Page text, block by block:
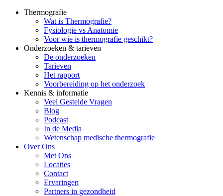
Thermografie
Wat is Thermografie?
Fysiologie vs Anatomie
Voor wie is thermografie geschikt?
Onderzoeken & tarieven
De onderzoeken
Tarieven
Het rapport
Voorbereiding op het onderzoek
Kennis & informatie
Veel Gestelde Vragen
Blog
Podcast
In de Media
Wetenschap medische thermografie
Over Ons
Met Ons
Locaties
Contact
Ervaringen
Partners in gezondheid